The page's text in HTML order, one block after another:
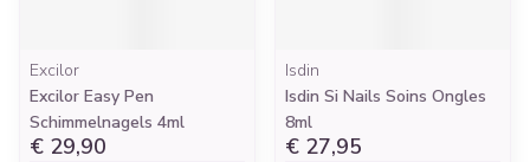
Excilor
Excilor Easy Pen
Schimmelnagels 4ml
€ 29,90
Isdin
Isdin Si Nails Soins Ongles
8ml
€ 27,95